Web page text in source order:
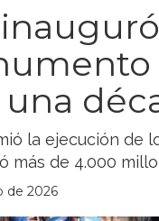
la ejecución de
más de 4.000
de 2026